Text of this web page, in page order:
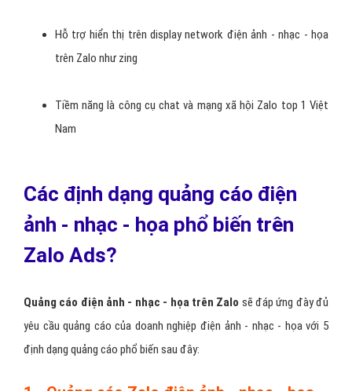
Hỗ trợ hiển thị trên display network điện ảnh - nhạc - họa
trên Zalo như zing
Tiềm năng là công cụ chat và mạng xã hội Zalo top 1 Việt
Nam
Các định dạng quảng cáo điện
ảnh - nhạc - họa phổ biến trên
Zalo Ads?
Quảng cáo điện ảnh - nhạc - họa trên Zalo sẽ đáp ứng đày đủ
yêu cầu quảng cáo của doanh nghiệp điện ảnh - nhạc - họa với 5
định dạng quảng cáo phổ biến sau đây: